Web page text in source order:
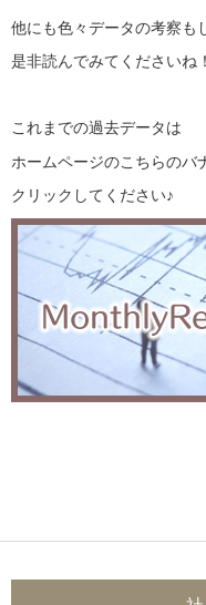
他にも色々データの考察も
是非読んでみてくださいね！
これまでの過去データは
ホームページのこちらのバ
クリックしてください♪